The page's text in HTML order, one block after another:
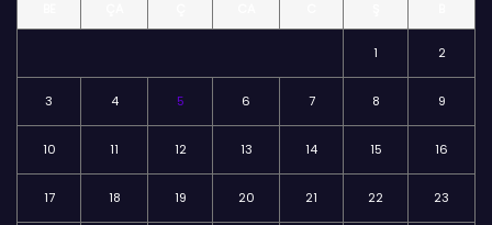
1 2
3 4 5 6 7 8 9
10 11 12 13 14 15 16
17 18 19 20 21 22 23